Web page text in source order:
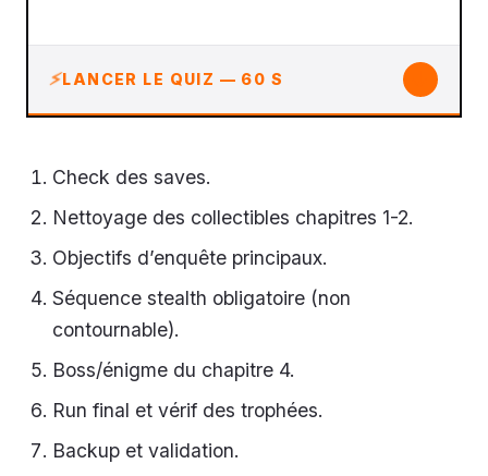
LANCER LE QUIZ — 60 S
Check des saves.
Nettoyage des collectibles chapitres 1-2.
Objectifs d’enquête principaux.
Séquence stealth obligatoire (non
contournable).
Boss/énigme du chapitre 4.
Run final et vérif des trophées.
Backup et validation.